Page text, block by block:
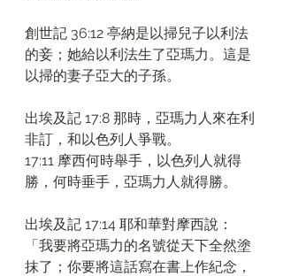
創世記 36:12 亭納是以掃兒子以利法
的妾；她給以利法生了亞瑪力。這是
以掃的妻子亞大的子孫。
出埃及記 17:8 那時，亞瑪力人來在利
非訂，和以色列人爭戰。
17:11 摩西何時舉手，以色列人就得
勝，何時垂手，亞瑪力人就得勝。
出埃及記 17:14 耶和華對摩西說：
「我要將亞瑪力的名號從天下全然塗
抹了；你要將這話寫在書上作紀念，